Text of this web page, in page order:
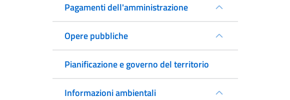
Pagamenti dell'amministrazione
Opere pubbliche
Pianificazione e governo del territorio
Informazioni ambientali